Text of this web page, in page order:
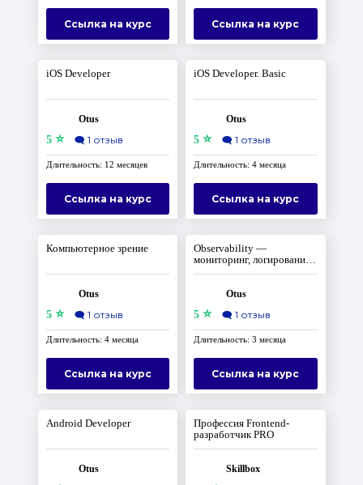
Ссылка на курс Ссылка на курс
iOS Developer
Otus
5⭐ 🗨️ 1 отзыв
Длительность: 12 месяцев
Ссылка на курс
iOS Developer. Basic
Otus
5 ⭐ 🗨️ 1 отзыв
Длительность: 4 месяца
Ссылка на курс
Компьютерное зрение
Otus
5⭐ 🗨️ 1 отзыв
Длительность: 4 месяца
Ссылка на курс
Observability —
мониторинг, логирование,
трейсинг
Otus
5 ⭐ 🗨️ 1 отзыв
Длительность: 3 месяца
Ссылка на курс
Android Developer
Otus
Профессия Frontend-
разработчик PRO
Skillbox